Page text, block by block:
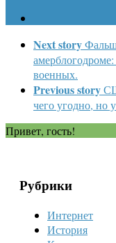
Next story
военных.
Previous story
чего угодно, но
Привет, гость!
Рубрики
Интернет
История